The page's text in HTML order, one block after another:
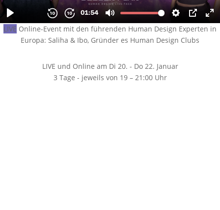
LIVE Online-Event mit den führenden Human Design Experten in
Europa: Saliha & Ibo, Gründer es Human Design Clubs
LIVE und Online am Di 20. - Do 22. Januar
3 Tage - jeweils von 19 – 21:00 Uhr